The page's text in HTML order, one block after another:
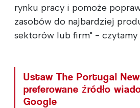
rynku pracy i pomoże
zasobów do najbardziej
sektorów lub firm" - czytamy
Ustaw The Portugal
preferowane źródło
Google